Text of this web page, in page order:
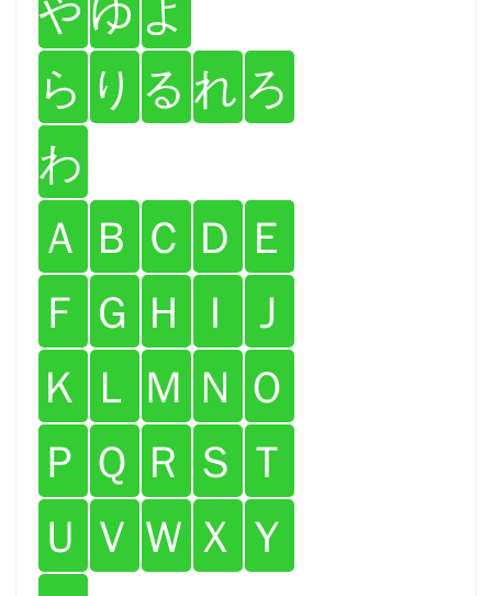
ら り る れ ろ
わ
Ａ Ｂ Ｃ Ｄ Ｅ
Ｆ Ｇ Ｈ Ｉ
Ｊ
Ｋ Ｌ Ｍ Ｎ Ｏ
Ｐ Ｑ Ｒ Ｓ Ｔ
Ｕ Ｖ Ｗ Ｘ Ｙ